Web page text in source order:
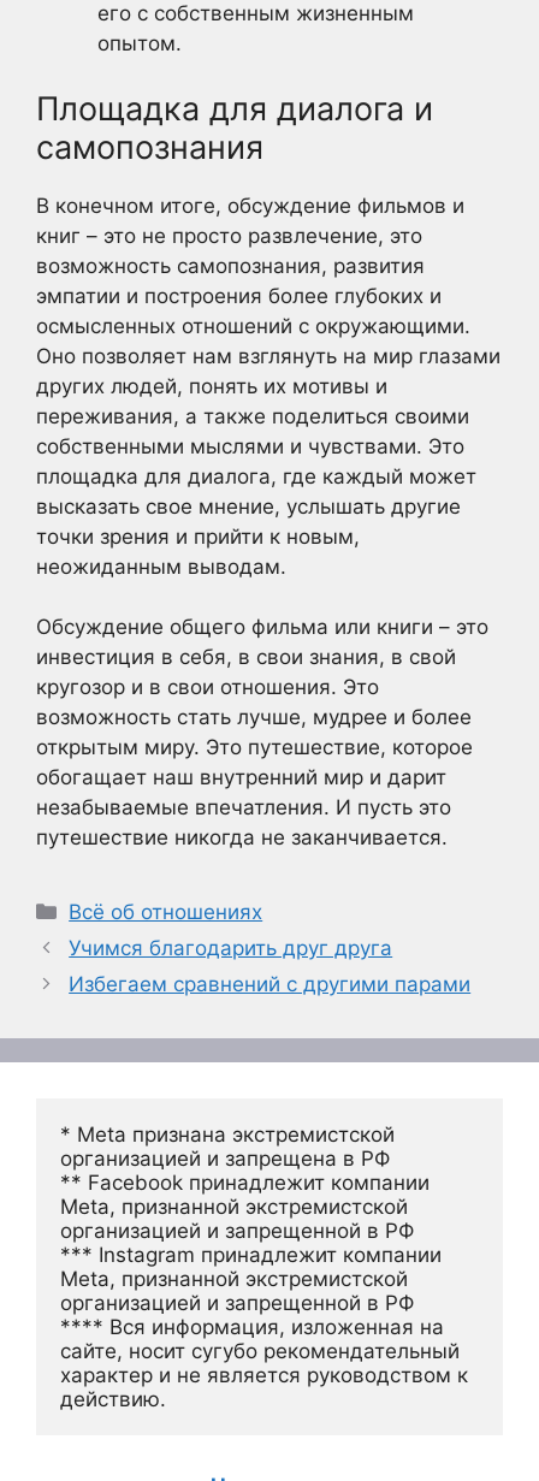
его с собственным жизненным
опытом.
Площадка для диалога и
самопознания
В конечном итоге, обсуждение фильмов и
книг – это не просто развлечение, это
возможность самопознания, развития
эмпатии и построения более глубоких и
осмысленных отношений с окружающими.
Оно позволяет нам взглянуть на мир глазами
других людей, понять их мотивы и
переживания, а также поделиться своими
собственными мыслями и чувствами. Это
площадка для диалога, где каждый может
высказать свое мнение, услышать другие
точки зрения и прийти к новым,
неожиданным выводам.
Обсуждение общего фильма или книги – это
инвестиция в себя, в свои знания, в свой
кругозор и в свои отношения. Это
возможность стать лучше, мудрее и более
открытым миру. Это путешествие, которое
обогащает наш внутренний мир и дарит
незабываемые впечатления. И пусть это
путешествие никогда не заканчивается.
Рубрики
Всё об отношениях
Учимся благодарить друг друга
Избегаем сравнений с другими парами
* Meta признана экстремистской
организацией и запрещена в РФ
** Facebook принадлежит компании
Meta, признанной экстремистской
организацией и запрещенной в РФ
*** Instagram принадлежит компании
Meta, признанной экстремистской
организацией и запрещенной в РФ
**** Вся информация, изложенная на
сайте, носит сугубо рекомендательный
характер и не является руководством к
действию.